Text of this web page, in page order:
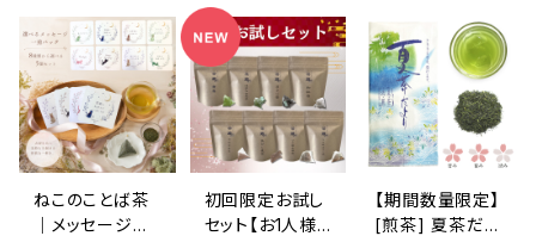
ねこのことば茶
｜メッセージテ
初回限定お試し
セット【お1人様１
【期間数量限定】
[煎茶] 夏茶だよ